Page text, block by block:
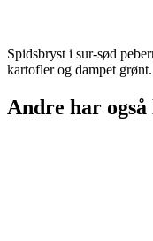
Spidsbryst i sur-sød
kartofler og dampet
Andre har